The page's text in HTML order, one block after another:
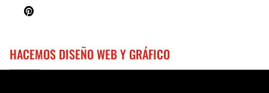
HACEMOS DISEÑO WEB Y GRÁFICO